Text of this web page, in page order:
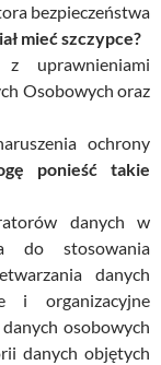
bezpieczeństwa
mieć szczypce?
z uprawnieniami
Osobowych oraz
ochrony
ponieść takie
danych w
do stosowania
danych
i organizacyjne
osobowych
danych objętych